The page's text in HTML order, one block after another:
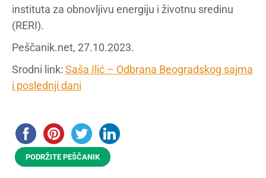
instituta za obnovljivu energiju i životnu sredinu
(RERI).
Peščanik.net, 27.10.2023.
Srodni link: Saša Ilić – Odbrana Beogradskog sajma
i poslednji dani
PODRŽITE PEŠČANIK